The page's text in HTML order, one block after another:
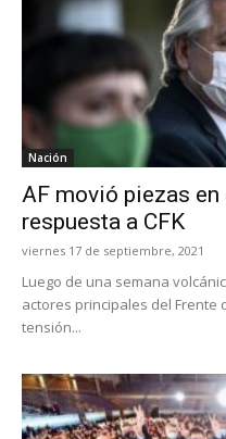
Nación
AF movió piezas en
respuesta a CFK
viernes 17 de septiembre, 2021
Luego de una semana
actores principales del Frente
tensión...